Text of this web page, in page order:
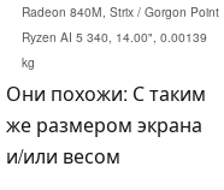
Radeon 840M, Strix / Gorgon Point
Ryzen AI 5 340, 14.00", 0.00139
kg
Они похожи: С таким
же размером экрана
и/или весом